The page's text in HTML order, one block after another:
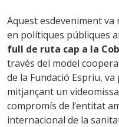
Aquest esdeveniment
en polítiques públiques
full de ruta cap a la
través del model
de la Fundació Espriu,
mitjançant un
compromís de l’entitat
internacional de la